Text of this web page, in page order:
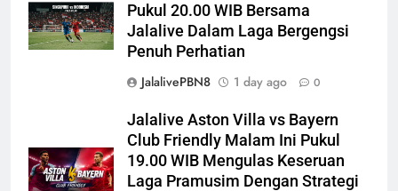
Pukul 20.00 WIB Bersama
Jalalive Dalam Laga Bergengsi
Penuh Perhatian
JalalivePBN8
1 day ago 0
Jalalive Aston Villa vs Bayern
Club Friendly Malam Ini Pukul
19.00 WIB Mengulas Keseruan
Laga Pramusim Dengan Strategi